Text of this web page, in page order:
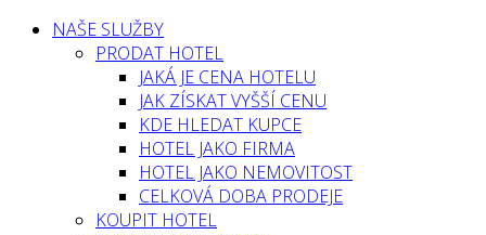
NAŠE SLUŽBY
PRODAT HOTEL
JAKÁ JE CENA HOTELU
JAK ZÍSKAT VYŠŠÍ CENU
KDE HLEDAT KUPCE
HOTEL JAKO FIRMA
HOTEL JAKO NEMOVITOST
CELKOVÁ DOBA PRODEJE
KOUPIT HOTEL